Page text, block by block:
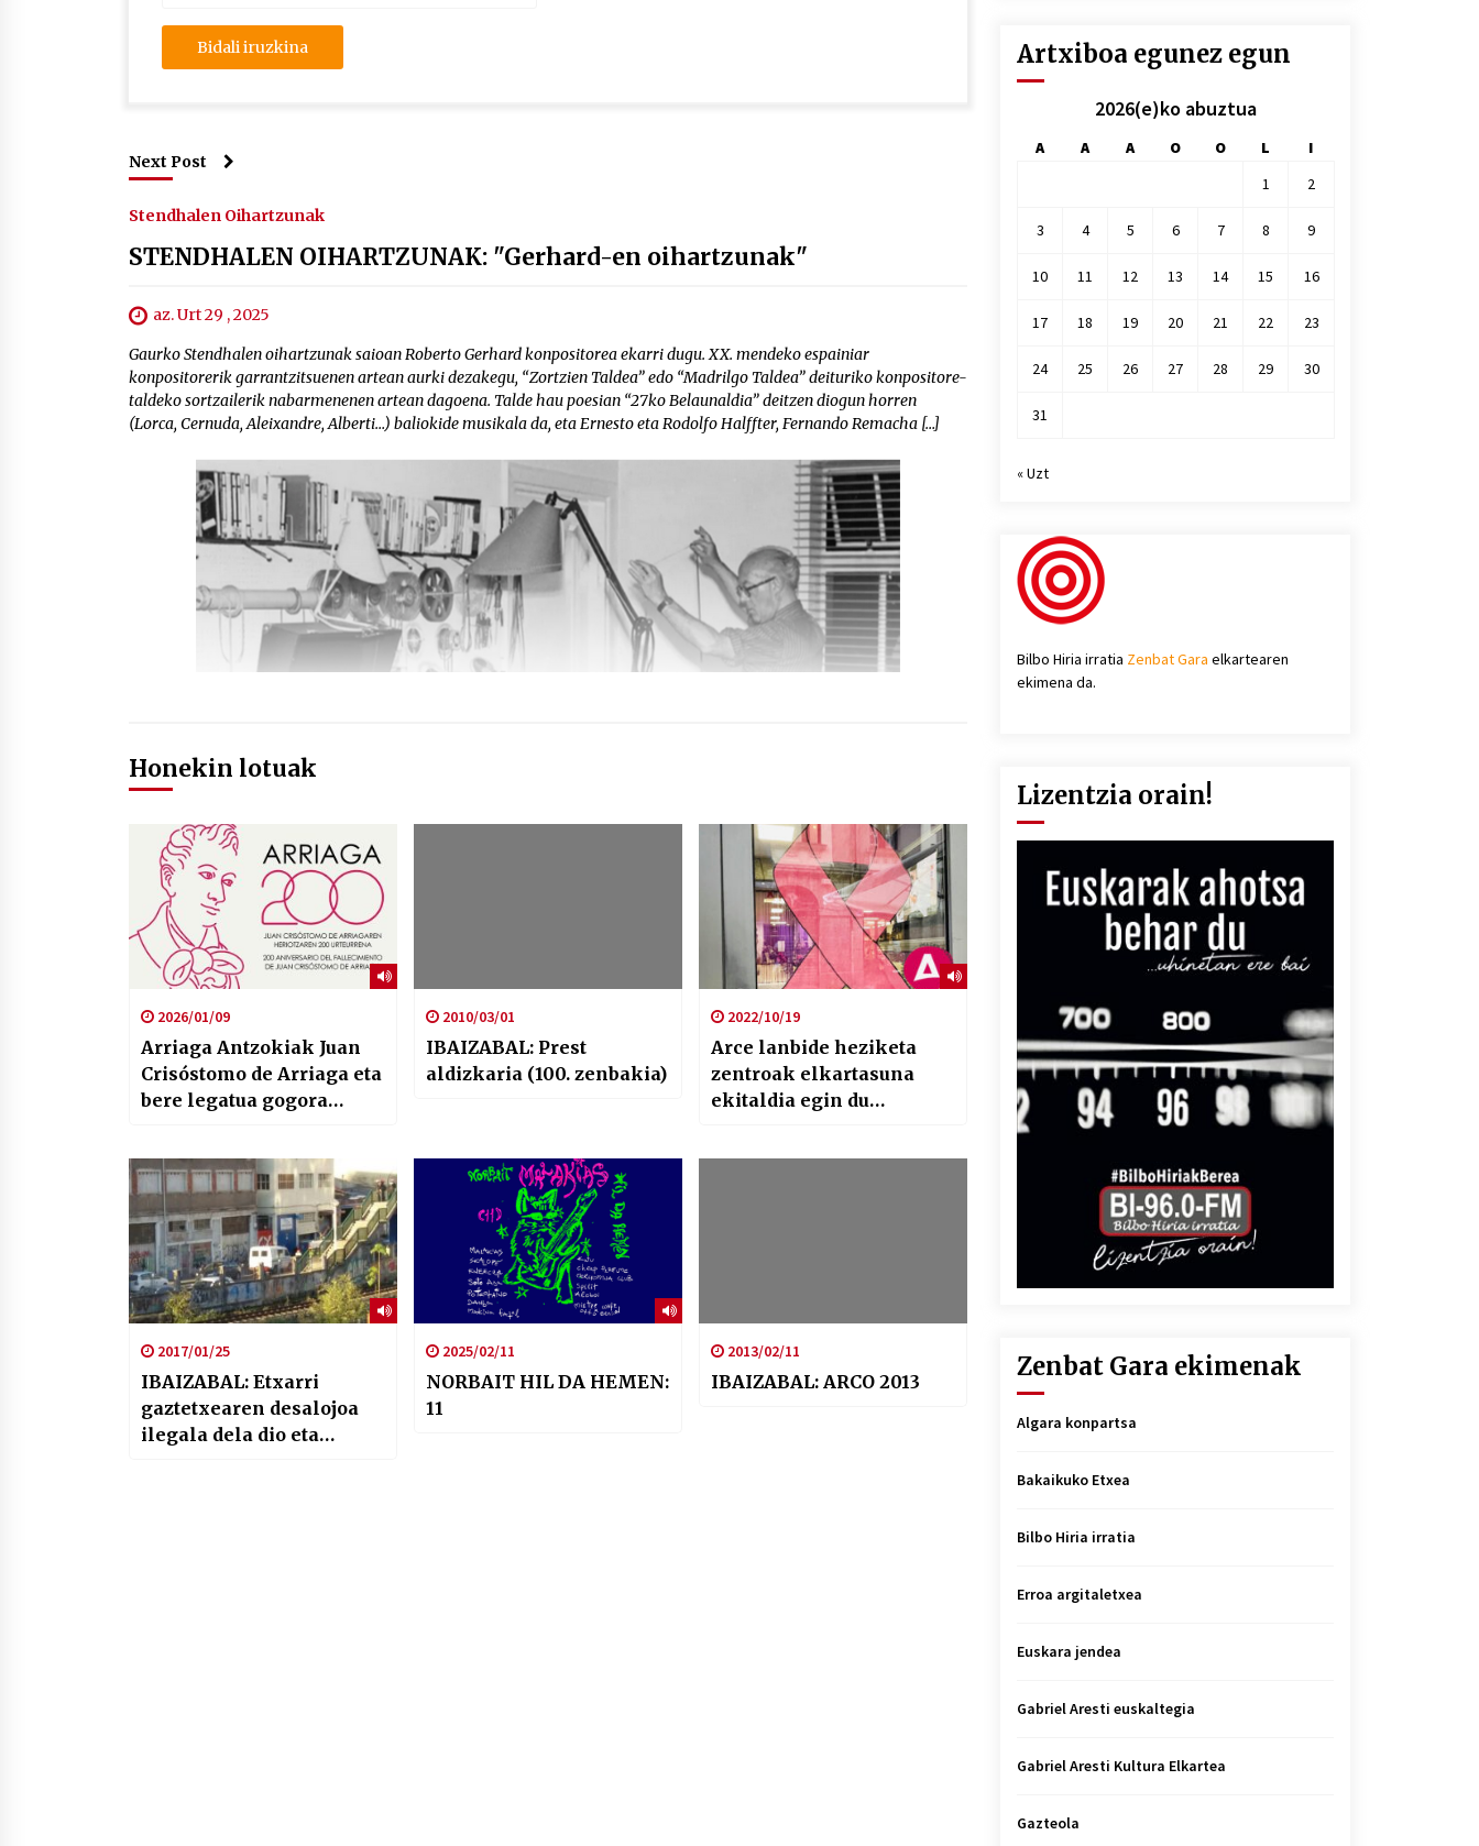
Next Post
Stendhalen Oihartzunak
STENDHALEN OIHARTZUNAK: "Gerhard-en oihartzunak"
az. Urt 29 , 2025
Gaurko Stendhalen oihartzunak saioan Roberto Gerhard konpositorea ekarri dugu. XX. mendeko espainiar
konpositorerik garrantzitsuenen artean aurki dezakegu, “Zortzien Taldea” edo “Madrilgo Taldea” deituriko konpositore-
taldeko sortzailerik nabarmenenen artean dagoena. Talde hau poesian “27ko Belaunaldia” deitzen diogun horren
(Lorca, Cernuda, Aleixandre, Alberti…) baliokide musikala da, eta Ernesto eta Rodolfo Halffter, Fernando Remacha […]
Honekin lotuak
2026/01/09
Arriaga Antzokiak Juan
Crisóstomo de Arriaga eta
bere legatua gogora
heriotzaren 200.
urteurrenean
2010/03/01
IBAIZABAL: Prest
aldizkaria (100. zenbakia)
2022/10/19
Arce lanbide heziketa
zentroak elkartasuna
ekitaldia egin du
Nazioarteko egunean
2017/01/25
IBAIZABAL: Etxarri
gaztetxearen desalojoa
ilegala dela dio eta
2025/02/11
NORBAIT HIL DA HEMEN:
11
2013/02/11
IBAIZABAL: ARCO 2013
Artxiboa egunez egun
2026(e)ko abuztua
A A A O O L
I
1
2
3 4 5 6 7 8 9
10 11 12 13 14 15 16
17 18 19 20 21 22 23
24 25 26 27 28 29 30
31
« Uzt
Bilbo Hiria irratia Zenbat Gara elkartearen
ekimena da.
Lizentzia orain!
Zenbat Gara ekimenak
Algara konpartsa
Bakaikuko Etxea
Bilbo Hiria irratia
Erroa argitaletxea
Euskara jendea
Gabriel Aresti euskaltegia
Gabriel Aresti Kultura Elkartea
Gazteola